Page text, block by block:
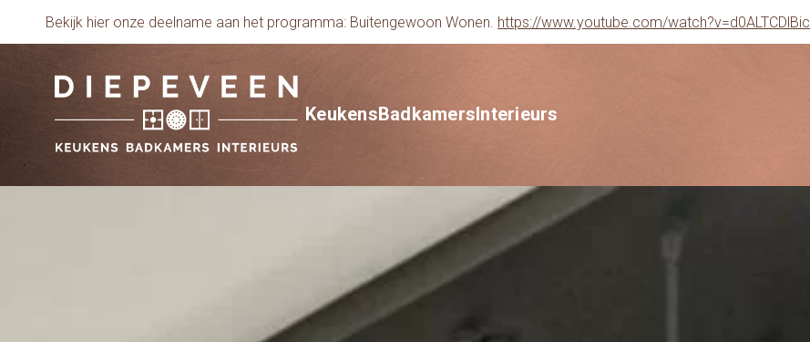
Bekijk hier onze deelname aan het programma: Buitengewoon Wonen. https://www.youtube.com/watch?v=d0ALTCDlBic
KeukensBadkamersInterieurs